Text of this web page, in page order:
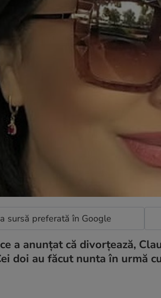
sursă preferată în Google
a anunțat că divorțează,
doi au făcut nunta în urmă